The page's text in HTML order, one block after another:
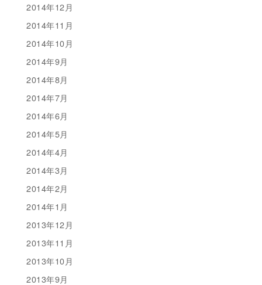
2014年12月
2014年11月
2014年10月
2014年9月
2014年8月
2014年7月
2014年6月
2014年5月
2014年4月
2014年3月
2014年2月
2014年1月
2013年12月
2013年11月
2013年10月
2013年9月